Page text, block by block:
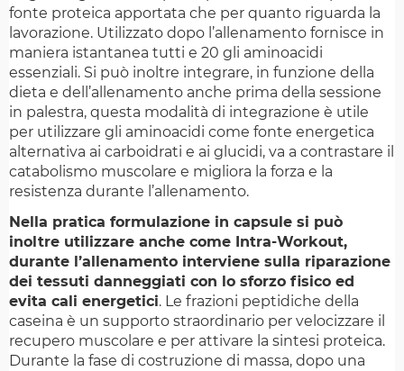
fonte proteica apportata che per quanto riguarda la
lavorazione. Utilizzato dopo l’allenamento fornisce in
maniera istantanea tutti e 20 gli aminoacidi
essenziali. Si può inoltre integrare, in funzione della
dieta e dell’allenamento anche prima della sessione
in palestra, questa modalità di integrazione è utile
per utilizzare gli aminoacidi come fonte energetica
alternativa ai carboidrati e ai glucidi, va a contrastare il
catabolismo muscolare e migliora la forza e la
resistenza durante l’allenamento.
Nella pratica formulazione in capsule si può
inoltre utilizzare anche come Intra-Workout,
durante l’allenamento interviene sulla riparazione
dei tessuti danneggiati con lo sforzo fisico ed
evita cali energetici. Le frazioni peptidiche della
caseina è un supporto straordinario per velocizzare il
recupero muscolare e per attivare la sintesi proteica.
Durante la fase di costruzione di massa, dopo una